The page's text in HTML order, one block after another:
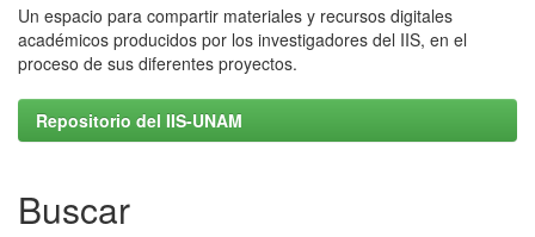
Un espacio para compartir materiales y recursos digitales
académicos producidos por los investigadores del IIS, en el
proceso de sus diferentes proyectos.
Repositorio del IIS-UNAM
Buscar